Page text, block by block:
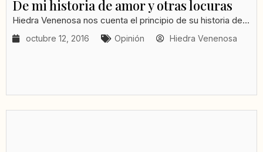
De mi historia de amor y otras locuras
Hiedra Venenosa nos cuenta el principio de su historia de...
octubre 12, 2016 Opinión Hiedra Venenosa